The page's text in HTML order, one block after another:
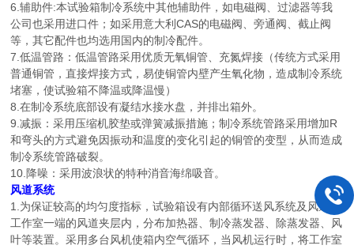
6.辅助件:本试验箱制冷系统中其他辅助件，如电磁阀、过滤器等我
公司也采用进口件；如采用意大利CAS的电磁阀、旁通阀、截止阀
等，其它配件也均选用国内的制冷配件。
7.低温管路：低温管路采用优质无氧铜管、充氮焊接（传统方式采用
普通铜管，直接焊接方式，易使铜管内壁产生氧化物，造成制冷系统
堵塞，使试验箱不降温或降温慢）
8.在制冷系统底部设有凝结水接水盘，并排出箱外。
9.减振：采用压缩机胶垫或弹簧减振措施；制冷系统管路采用增加R
和弯头的方式避免因振动和温度的变化引起的铜管的变型，从而造成
制冷系统管路破裂。
10.降噪：采用波浪状的特种消音海绵吸音。
风道系统
1.为保证较高的均匀度指标，试验箱设有内部循环送风系统及风道。
工作室一端的风道夹层内，分布加热器、制冷蒸发器、除蒸发器、风
叶等装置。采用多台风机使箱内空气循环，当风机运行时，将工作室